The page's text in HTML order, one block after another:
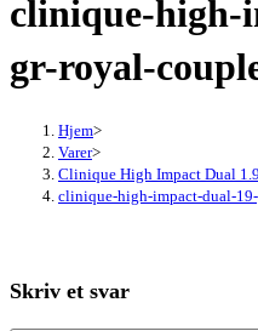
clinique-high-
gr-royal-
Hjem>
Varer>
Clinique High Impact Dual
clinique-high-impact-dual-
Skriv et svar